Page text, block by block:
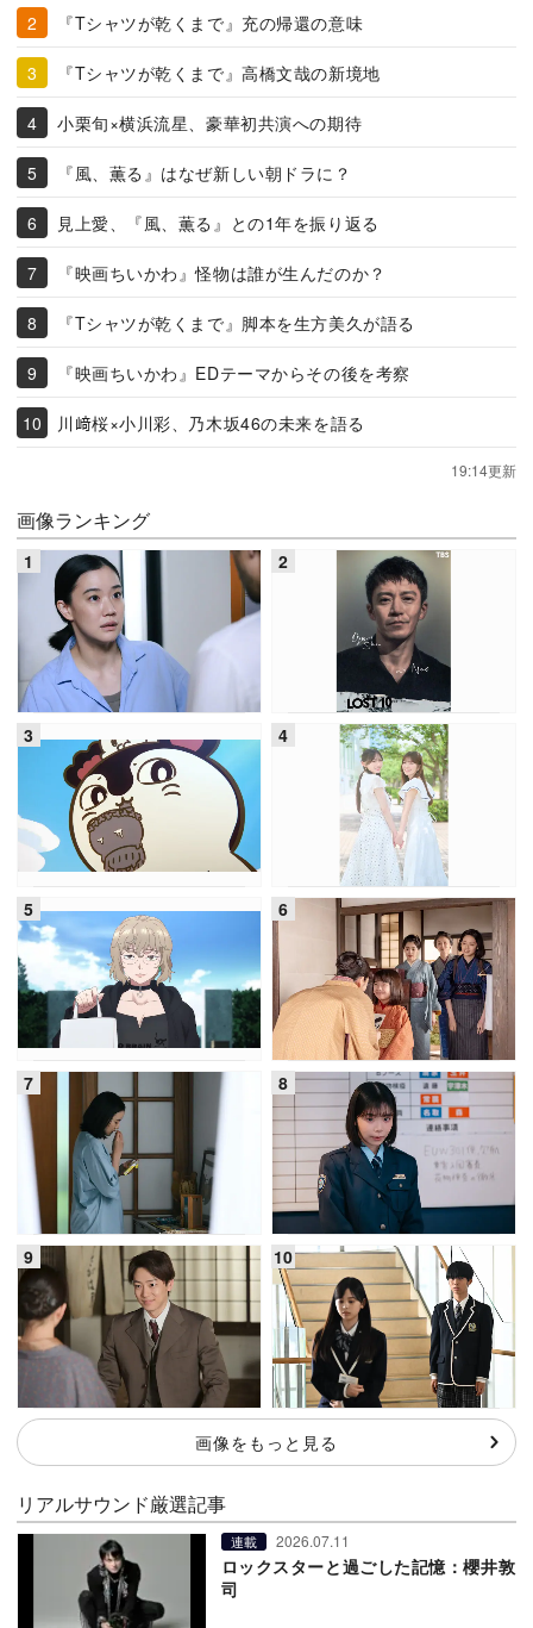
『Tシャツが乾くまで』充の帰還の意味
『Tシャツが乾くまで』高橋文哉の新境地
小栗旬×横浜流星、豪華初共演への期待
『風、薫る』はなぜ新しい朝ドラに？
見上愛、『風、薫る』との1年を振り返る
『映画ちいかわ』怪物は誰が生んだのか？
『Tシャツが乾くまで』脚本を生方美久が語る
『映画ちいかわ』EDテーマからその後を考察
川﨑桜×小川彩、乃木坂46の未来を語る
19:14更新
画像ランキング
画像をもっと見る
リアルサウンド厳選記事
連載 2026.07.11
ロックスターと過ごした記憶：櫻井敦
司